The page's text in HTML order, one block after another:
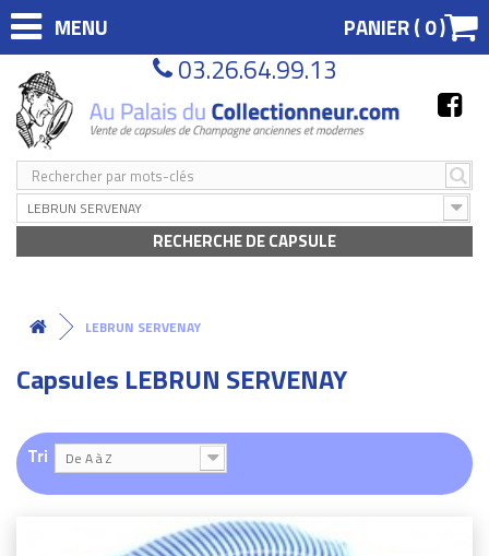
MENU PANIER (0)
03.26.64.99.13
LEBRUN SERVENAY
RECHERCHE DE CAPSULE
LEBRUN SERVENAY
Capsules LEBRUN SERVENAY
Tri De A à Z